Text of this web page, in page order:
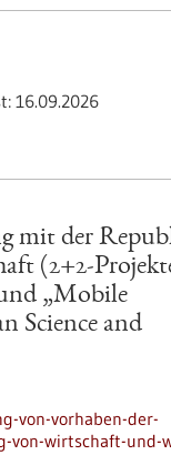
16.09.2026
mit der
(2+2-
„Mobile
Science and
von-vorhaben-der-
von-wirtschaft-und-